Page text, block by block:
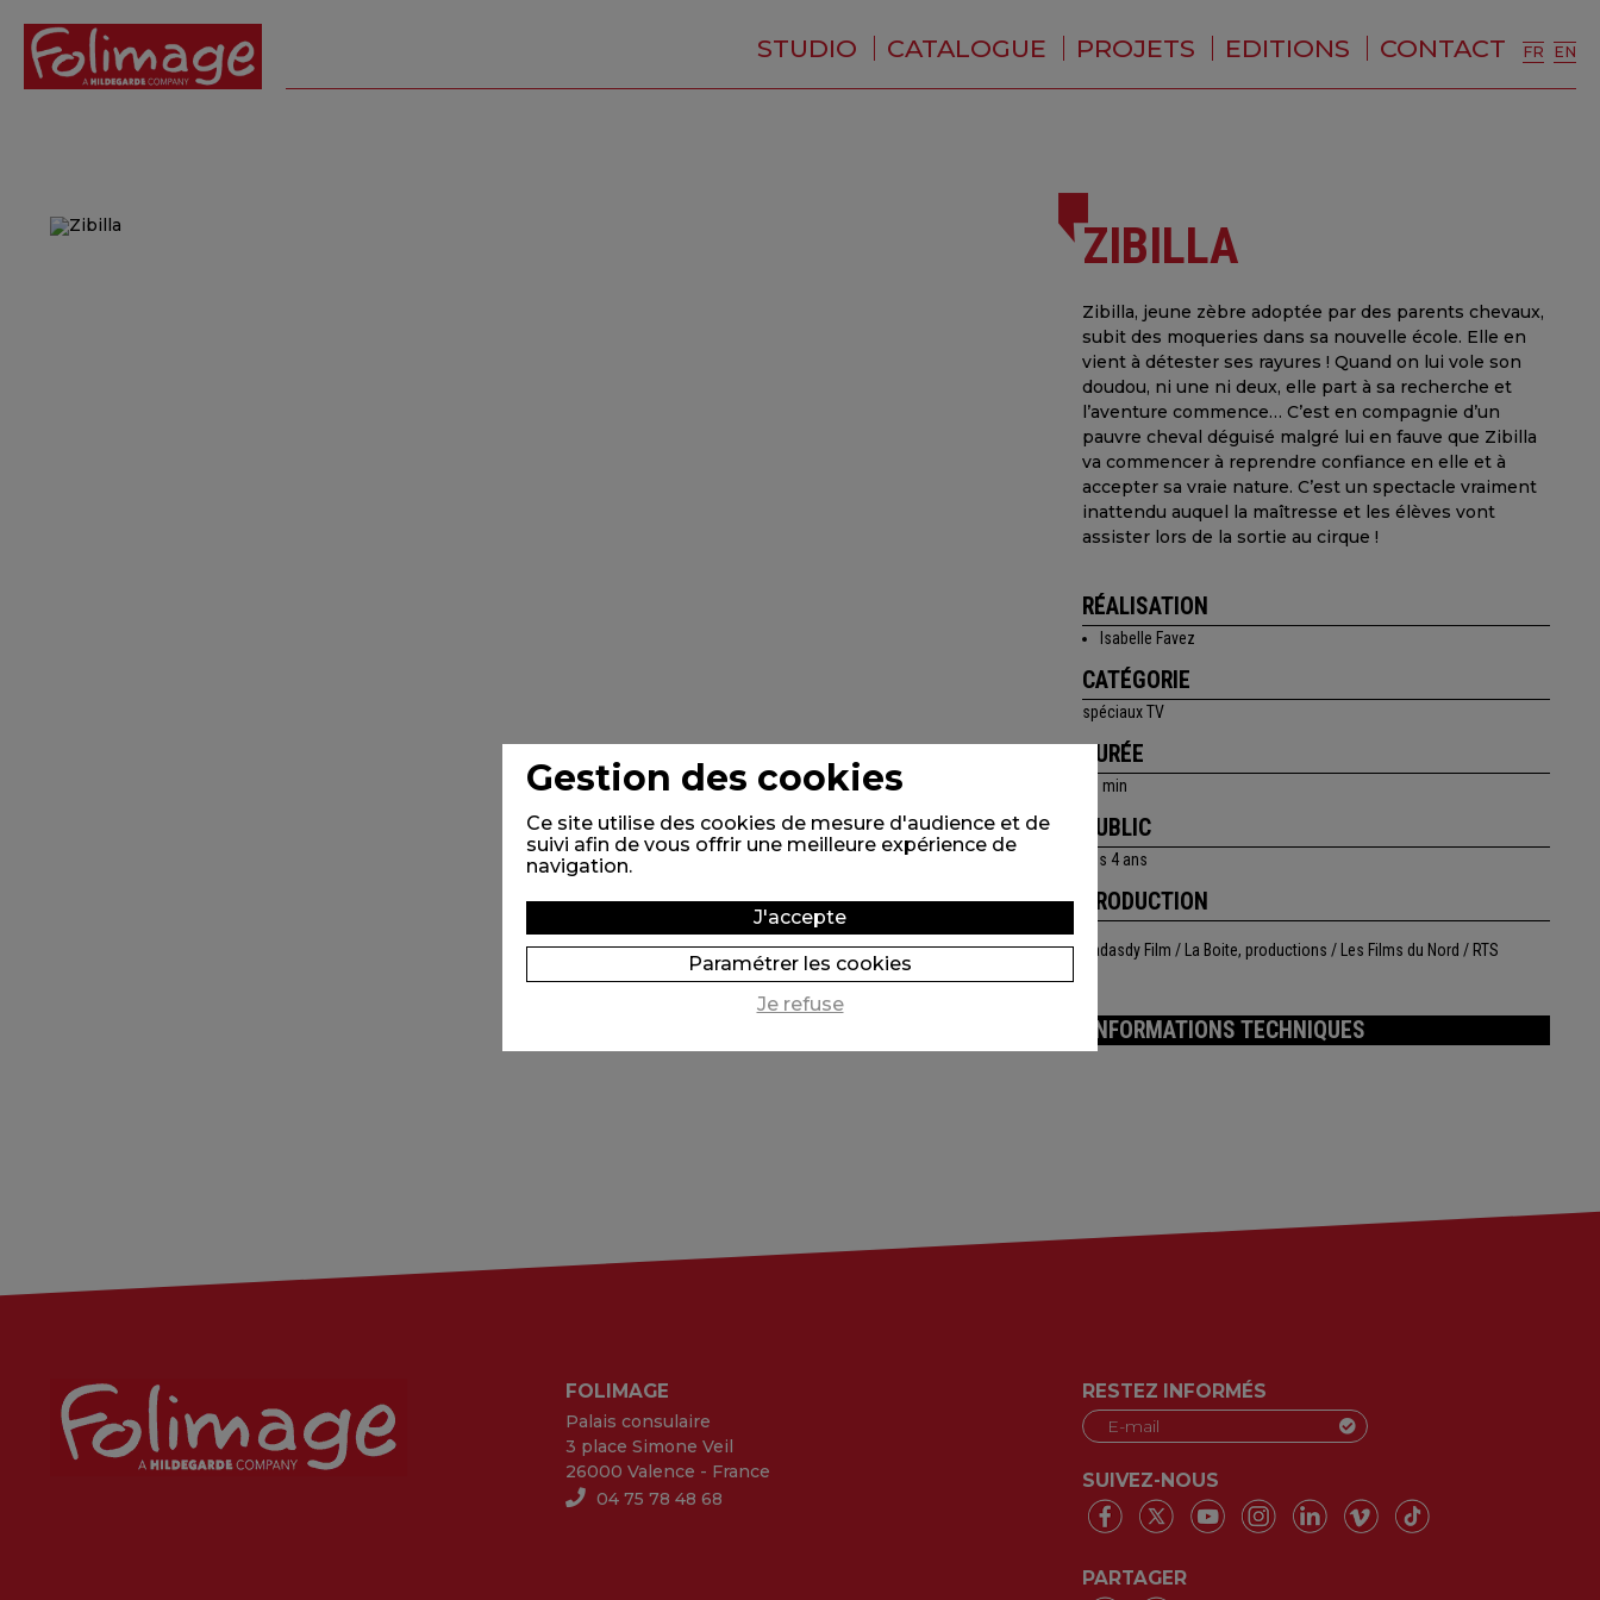
STUDIO
QUI SOMMES-NOUS ?
CATALOGUE PROJETS EDITIONS CONTACT FR EN
ZIBILLA
Zibilla, jeune zèbre adoptée par des parents chevaux,
subit des moqueries dans sa nouvelle école. Elle en
vient à détester ses rayures ! Quand on lui vole son
doudou, ni une ni deux, elle part à sa recherche et
l’aventure commence… C’est en compagnie d’un
pauvre cheval déguisé malgré lui en fauve que Zibilla
va commencer à reprendre confiance en elle et à
accepter sa vraie nature. C’est un spectacle vraiment
inattendu auquel la maîtresse et les élèves vont
assister lors de la sortie au cirque !
RÉALISATION
Isabelle Favez
CATÉGORIE
spéciaux TV
DURÉE
26 min
PUBLIC
dès 4 ans
PRODUCTION
Nadasdy Film / La Boite, productions / Les Films du Nord / RTS
INFORMATIONS TECHNIQUES
FOLIMAGE
Palais consulaire
3 place Simone Veil
26000 Valence - France
04 75 78 48 68
RESTEZ INFORMÉS
SUIVEZ-NOUS
PARTAGER
Gestion des cookies
Ce site utilise des cookies de mesure d'audience et de
suivi afin de vous offrir une meilleure expérience de
navigation.
J'accepte
Paramétrer les cookies
Je refuse